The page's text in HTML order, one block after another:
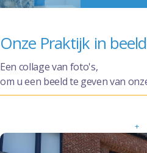
Onze Praktijk in beeld
Een collage van foto's,
om u een beeld te geven van
+